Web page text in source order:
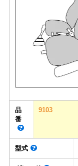
品
番
9103
型式